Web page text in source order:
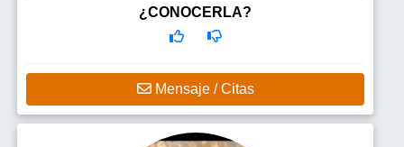
Amigos para salir .una pareja estable.
¿CONOCERLA?
Mensaje / Citas